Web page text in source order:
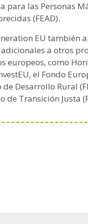
para las Personas
(FEAD).
EU también
a otros
europeos, como
el Fondo
Desarrollo Rural
de Transición Justa